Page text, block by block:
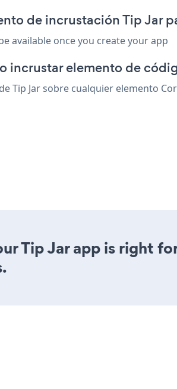
de incrustación Tip Jar
available once you create your app
incrustar elemento de
Tip Jar sobre cualquier elemento
Tip Jar app is right